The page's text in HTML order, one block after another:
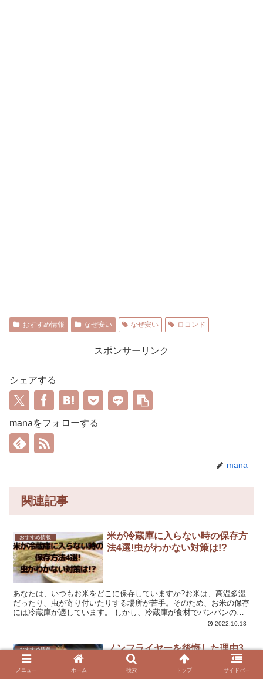
おすすめ情報 なぜ安い なぜ安い ロコンド
スポンサーリンク
シェアする
manaをフォローする
mana
関連記事
おすすめ情報
米が冷蔵庫に入らない時の保存方
法4選!虫がわかない対策は!?
あなたは、いつもお米をどこに保存していますか?お米は、高温多湿
だったり、虫が寄り付いたりする場所が苦手。そのため、お米の保存
には冷蔵庫が適しています。 しかし、冷蔵庫が食材でパンパンの場
合、お米は冷蔵庫に入らないですよね。 そこでお米が冷蔵...2022.10.13
おすすめ情報
ノンフライヤーを後悔した理由3
つ!まずいという声あり!メリット
メニュー ホーム 検索 トップ サイドバー